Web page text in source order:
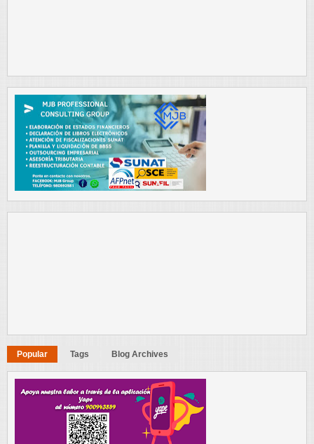
Popular Tags Blog Archives